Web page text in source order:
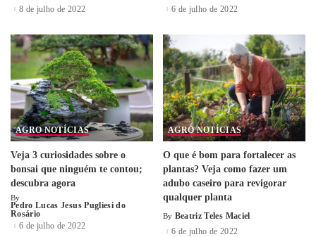
8 de julho de 2022
6 de julho de 2022
AGRO NOTÍCIAS
Veja 3 curiosidades sobre o
bonsai que ninguém te contou;
descubra agora
By
Pedro Lucas Jesus Pugliesi do
Rosário
6 de julho de 2022
AGRO NOTÍCIAS
O que é bom para fortalecer as
plantas? Veja como fazer um
adubo caseiro para revigorar
qualquer planta
By Beatriz Teles Maciel
6 de julho de 2022